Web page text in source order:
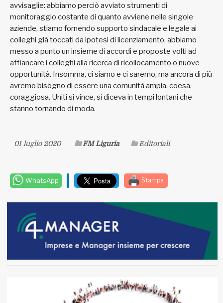
avvisaglie: abbiamo perciò avviato strumenti di
monitoraggio costante di quanto avviene nelle singole
aziende, stiamo fornendo supporto sindacale e legale ai
colleghi già toccati da ipotesi di licenziamento, abbiamo
messo a punto un insieme di accordi e proposte volti ad
affiancare i colleghi alla ricerca di ricollocamento o nuove
opportunità. Insomma, ci siamo e ci saremo, ma ancora di più
avremo bisogno di essere una comunità ampia, coesa,
coraggiosa. Uniti si vince, si diceva in tempi lontani che
stanno tornando di moda.
01 luglio 2020 FM Liguria Editoriali
WhatsApp Stampa